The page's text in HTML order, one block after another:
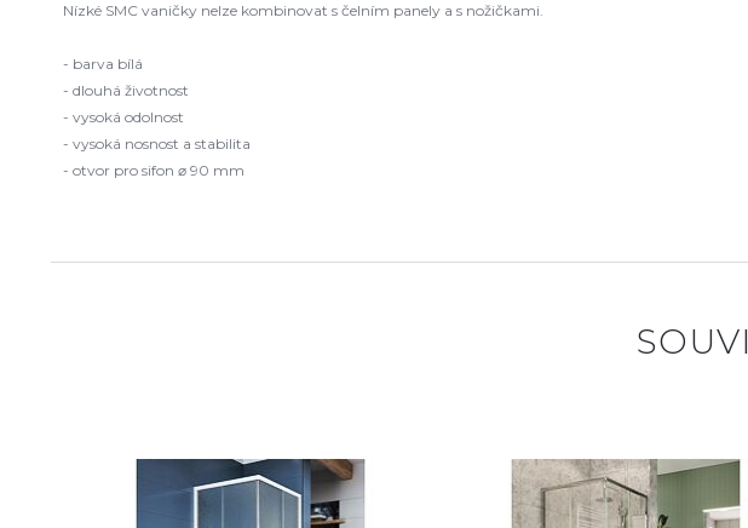
Nízké SMC vaničky nelze kombinovat s čelním panely a s nožičkami.
- barva bílá
- dlouhá životnost
- vysoká odolnost
- vysoká nosnost a stabilita
- otvor pro sifon ⌀ 90 mm